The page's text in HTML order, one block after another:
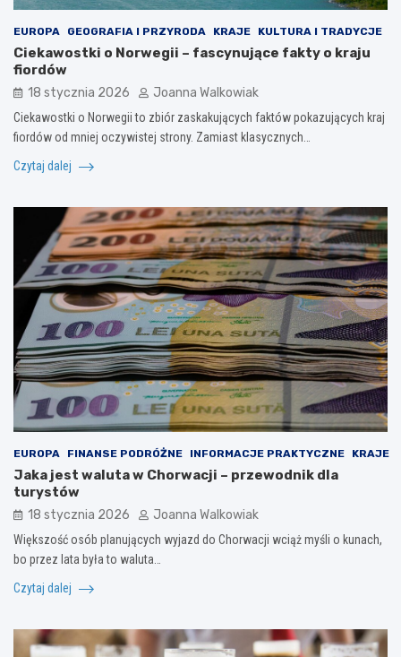
EUROPA GEOGRAFIA I PRZYRODA KRAJE KULTURA I TRADYCJE
Ciekawostki o Norwegii – fascynujące fakty o kraju
fiordów
18 stycznia 2026 Joanna Walkowiak
Ciekawostki o Norwegii to zbiór zaskakujących faktów pokazujących kraj
fiordów od mniej oczywistej strony. Zamiast klasycznych…
Czytaj dalej
EUROPA FINANSE PODRÓŻNE INFORMACJE PRAKTYCZNE KRAJE
Jaka jest waluta w Chorwacji – przewodnik dla
turystów
18 stycznia 2026 Joanna Walkowiak
Większość osób planujących wyjazd do Chorwacji wciąż myśli o kunach,
bo przez lata była to waluta…
Czytaj dalej